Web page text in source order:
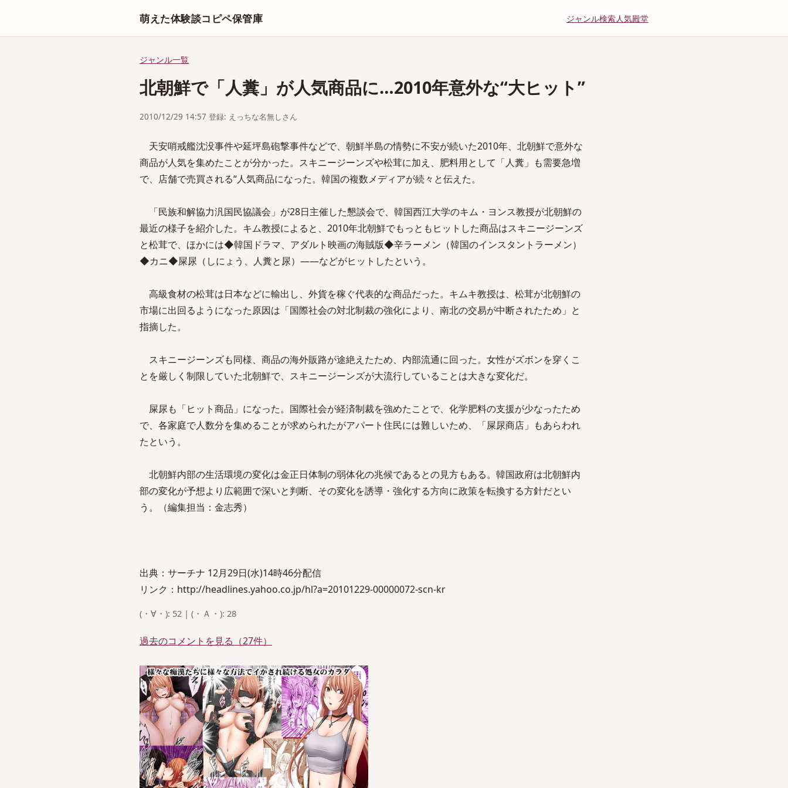
萌えた体験談コピペ保管庫 ジャンル検索人気殿堂
ジャンル一覧
北朝鮮で「人糞」が人気商品に…2010年意外な“大ヒット”
2010/12/29 14:57 登録: えっちな名無しさん
天安哨戒艦沈没事件や延坪島砲撃事件などで、朝鮮半島の情勢に不安が続いた2010年、北朝鮮で意外な
商品が人気を集めたことが分かった。スキニージーンズや松茸に加え、肥料用として「人糞」も需要急増
で、店舗で売買される“人気商品になった。韓国の複数メディアが続々と伝えた。
「民族和解協力汎国民協議会」が28日主催した懇談会で、韓国西江大学のキム・ヨンス教授が北朝鮮の
最近の様子を紹介した。キム教授によると、2010年北朝鮮でもっともヒットした商品はスキニージーンズ
と松茸で、ほかには◆韓国ドラマ、アダルト映画の海賊版◆辛ラーメン（韓国のインスタントラーメン）
◆カニ◆屎尿（しにょう、人糞と尿）――などがヒットしたという。
高級食材の松茸は日本などに輸出し、外貨を稼ぐ代表的な商品だった。キムキ教授は、松茸が北朝鮮の
市場に出回るようになった原因は「国際社会の対北制裁の強化により、南北の交易が中断されたため」と
指摘した。
スキニージーンズも同様、商品の海外販路が途絶えたため、内部流通に回った。女性がズボンを穿くこ
とを厳しく制限していた北朝鮮で、スキニージーンズが大流行していることは大きな変化だ。
屎尿も「ヒット商品」になった。国際社会が経済制裁を強めたことで、化学肥料の支援が少なったため
で、各家庭で人数分を集めることが求められたがアパート住民には難しいため、「屎尿商店」もあらわれ
たという。
北朝鮮内部の生活環境の変化は金正日体制の弱体化の兆候であるとの見方もある。韓国政府は北朝鮮内
部の変化が予想より広範囲で深いと判断、その変化を誘導・強化する方向に政策を転換する方針だとい
う。（編集担当：金志秀）
出典：サーチナ 12月29日(水)14時46分配信
リンク：http://headlines.yahoo.co.jp/hl?a=20101229-00000072-scn-kr
(・∀・): 52 | (・Ａ・): 28
過去のコメントを見る（27件）